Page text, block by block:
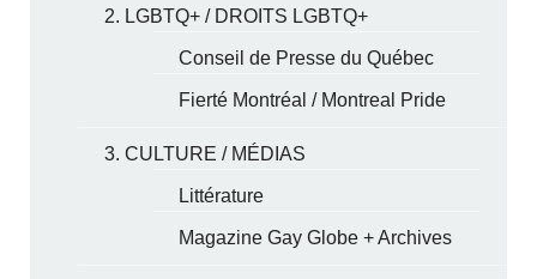
2. LGBTQ+ / DROITS LGBTQ+
Conseil de Presse du Québec
Fierté Montréal / Montreal Pride
3. CULTURE / MÉDIAS
Littérature
Magazine Gay Globe + Archives